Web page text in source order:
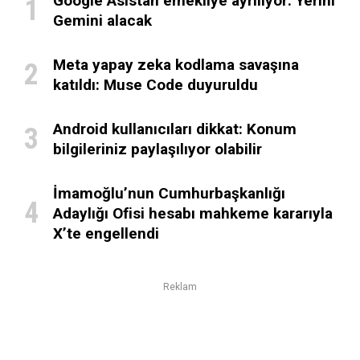
Gemini alacak
Meta yapay zeka kodlama savaşına
katıldı: Muse Code duyuruldu
Android kullanıcıları dikkat: Konum
bilgileriniz paylaşılıyor olabilir
İmamoğlu’nun Cumhurbaşkanlığı
Adaylığı Ofisi hesabı mahkeme kararıyla
X’te engellendi
Reklam